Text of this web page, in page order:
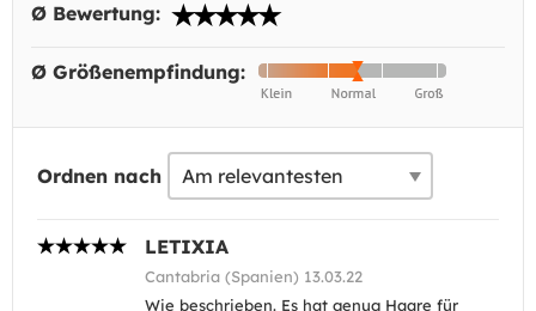
Ø Bewertung:
Ø Größenempfindung:
Ordnen nach
LETIXIA
Cantabria (Spanien) 13.03.22
Wie beschrieben. Es hat genug Haare für